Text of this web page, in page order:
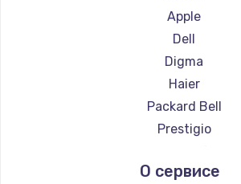
Ремонт ноутбуков
Ремонт ноутбуков
Ремонт ноутбуков
Ремонт ноутбуков
Ремонт ноутбуков
Ремонт ноутбуков
Ремонт ноутбуков
Apple
Dell
Digma
Haier
Packard Bell
Prestigio
Alienware
О сервисе